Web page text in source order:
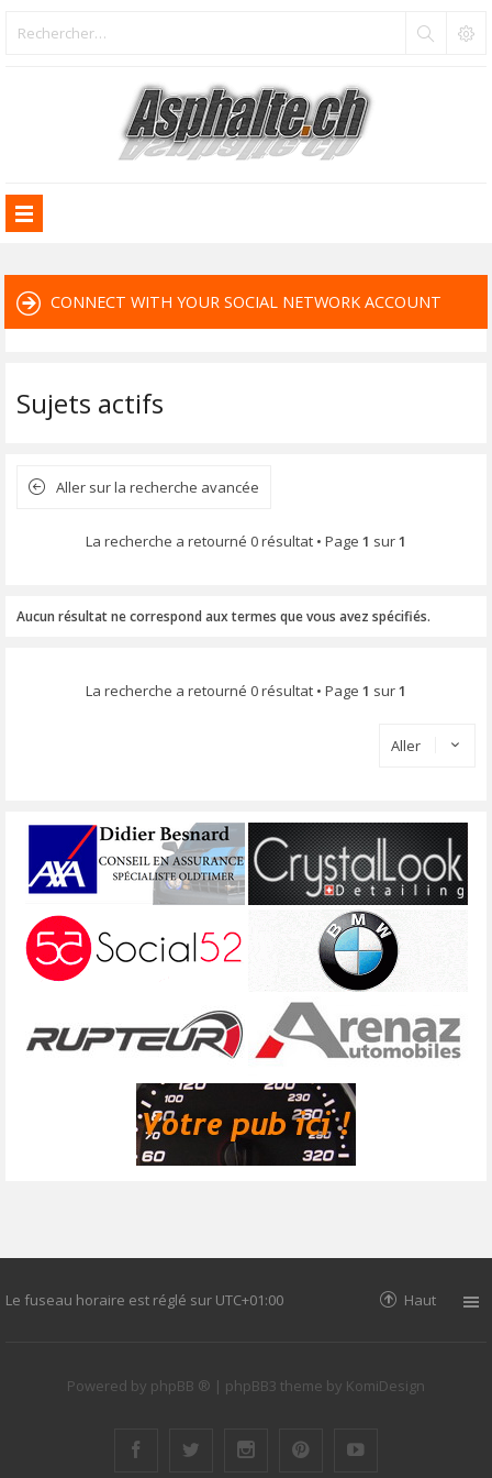
CONNECT WITH YOUR SOCIAL NETWORK ACCOUNT
Sujets actifs
Aller sur la recherche avancée
La recherche a retourné 0 résultat • Page 1 sur1
Aucun résultat ne correspond aux termes que vous avez spécifiés.
La recherche a retourné 0 résultat • Page 1 sur1
Aller
Le fuseau horaire est réglé sur UTC+01:00 Haut
Powered by phpBB ® | phpBB3 theme by KomiDesign